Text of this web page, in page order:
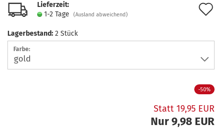
Lieferzeit:
1-2 Tage
(Ausland abweichend)
Lagerbestand: 2 Stück
Farbe:
-50%
Statt 19,95 EUR
Nur 9,98 EUR